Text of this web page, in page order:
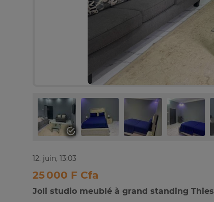
12. juin, 13:03
25 000 F Cfa
Joli studio meublé à grand standing Thies